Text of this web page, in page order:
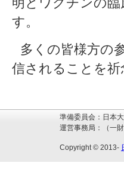
す。
多くの皆様方の
信されることを
準備委員会：日本
運営事務局：（一
Copyright © 2013-